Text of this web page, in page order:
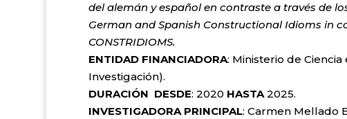
del alemán y español en contraste a través de
German and Spanish Constructional Idioms in
CONSTRIDIOMS.
ENTIDAD FINANCIADORA: Ministerio de Ciencia
Investigación).
DURACIÓN DESDE: 2020 HASTA
INVESTIGADORA PRINCIPAL: Carmen